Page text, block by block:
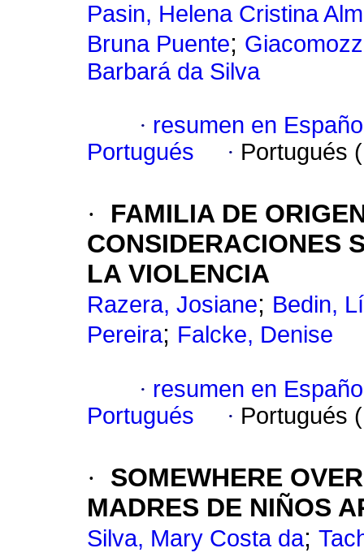
Pasin, Helena Cristina
Bruna Puente;
Barbará da Silva
· resumen en
Portugués
· Portugués
·
FAMILIA DE
CONSIDERACIONES
LA VIOLENCIA
Razera, Josiane; Bedin,
Pereira; Falcke, Denise
· resumen en
Portugués
· Portugués
·
SOMEWHERE
MADRES DE NIÑOS
Silva, Mary Costa da;